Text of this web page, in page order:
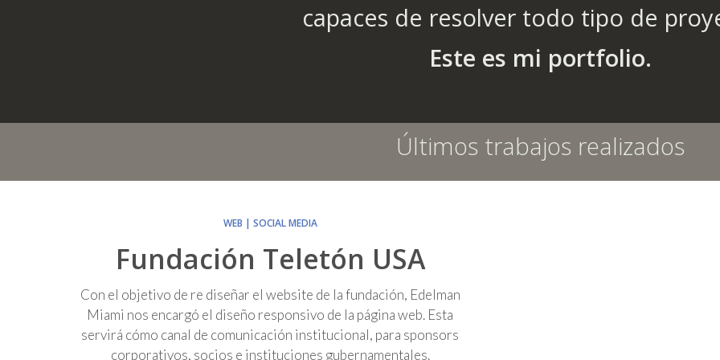
capaces de resolver todo tipo de
Este es mi portfolio.
Últimos trabajos realizados
WEB | SOCIAL MEDIA
Fundación Teletón USA
Con el objetivo de re diseñar el website de la fundación, Edelman
Miami nos encargó el diseño responsivo de la página web. Esta
servirá cómo canal de comunicación institucional, para sponsors
corporativos, socios e instituciones gubernamentales.